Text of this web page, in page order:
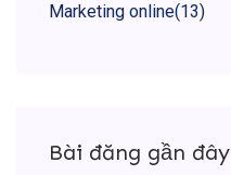
Marketing online(13)
Bài đăng gần đây